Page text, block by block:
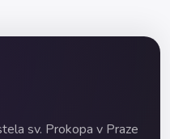
sv. Prokopa v Praze